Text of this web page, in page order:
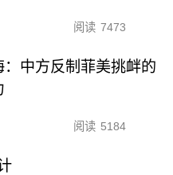
阅读 7473
：中方反制菲美挑衅的
阅读 5184